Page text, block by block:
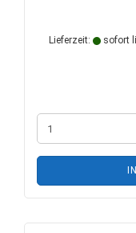
Lieferzeit: sofort